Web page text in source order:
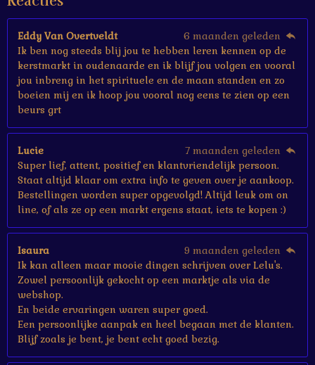
r
Eddy Van Overtveldt
6 maanden geleden
Ik ben nog steeds blij jou te hebben leren kennen op de
kerstmarkt in oudenaarde en ik blijf jou volgen en vooral
jou inbreng in het spirituele en de maan standen en zo
boeien mij en ik hoop jou vooral nog eens te zien op een
beurs grt
Lucie
7 maanden geleden
Super lief, attent, positief en klantvriendelijk persoon.
Staat altijd klaar om extra info te geven over je aankoop.
Bestellingen worden super opgevolgd! Altijd leuk om on
line, of als ze op een markt ergens staat, iets te kopen :)
Isaura
9 maanden geleden
Ik kan alleen maar mooie dingen schrijven over Lelu's.
Zowel persoonlijk gekocht op een marktje als via de
webshop.
En beide ervaringen waren super goed.
Een persoonlijke aanpak en heel begaan met de klanten.
Blijf zoals je bent, je bent echt goed bezig.